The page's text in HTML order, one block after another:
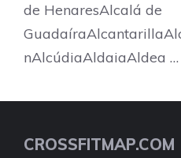
de HenaresAlcalá de
nAlcúdiaAldaiaAldea …
CROSSFITMAP.COM